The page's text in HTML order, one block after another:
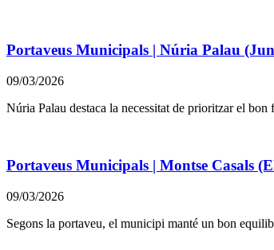
Portaveus Municipals | Núria Palau
09/03/2026
Núria Palau destaca la necessitat de prioritzar el
Portaveus Municipals | Montse Casals
09/03/2026
Segons la portaveu, el municipi manté un bon